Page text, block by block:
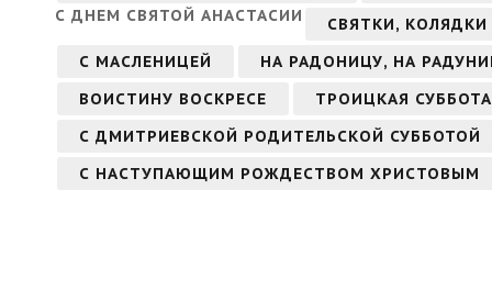
С ДНЕМ СВЯТОЙ АНАСТАСИИ
СВЯТКИ, КОЛЯДКИ
С МАСЛЕНИЦЕЙ
НА РАДОНИЦУ, НА
ВОИСТИНУ ВОСКРЕСЕ
ТРОИЦКАЯ СУББОТА
С ДМИТРИЕВСКОЙ РОДИТЕЛЬСКОЙ СУББОТОЙ
С НАСТУПАЮЩИМ РОЖДЕСТВОМ ХРИСТОВЫМ